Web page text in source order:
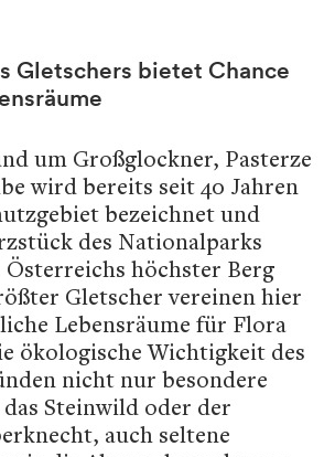
Gletschers bietet Chance
um Großglockner, Pasterze
wird bereits seit 40 Jahren
bezeichnet und
des Nationalparks
Österreichs höchster Berg
Gletscher vereinen hier
Lebensräume für Flora
ökologische Wichtigkeit des
nicht nur besondere
Steinwild oder der
auch seltene